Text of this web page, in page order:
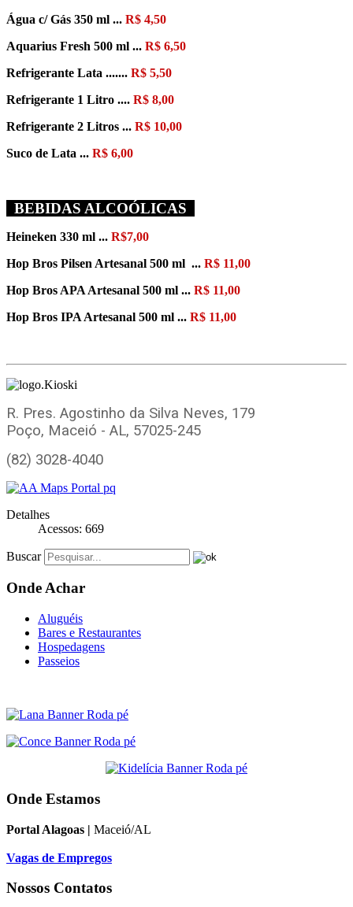
Água c/ Gás 350 ml ... R$ 4,50
Aquarius Fresh 500 ml ... R$ 6,50
Refrigerante Lata ....... R$ 5,50
Refrigerante 1 Litro .... R$ 8,00
Refrigerante 2 Litros ... R$ 10,00
Suco de Lata ... R$ 6,00
BEBIDAS ALCOÓLICAS
Heineken 330 ml ... R$7,00
Hop Bros Pilsen Artesanal 500 ml ... R$ 11,00
Hop Bros APA Artesanal 500 ml ... R$ 11,00
Hop Bros IPA Artesanal 500 ml ... R$ 11,00
R. Pres. Agostinho da Silva Neves, 179
Poço, Maceió - AL, 57025-245
(82) 3028-4040
Detalhes
Acessos: 669
Buscar
Onde Achar
Aluguéis
Bares e Restaurantes
Hospedagens
Passeios
Onde Estamos
Portal Alagoas | Maceió/AL
Vagas de Empregos
Nossos Contatos